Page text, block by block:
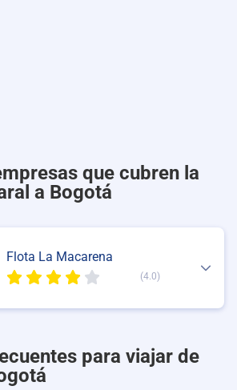
que cubren la
a Bogotá
Flota La Macarena
(4.0)
para viajar de